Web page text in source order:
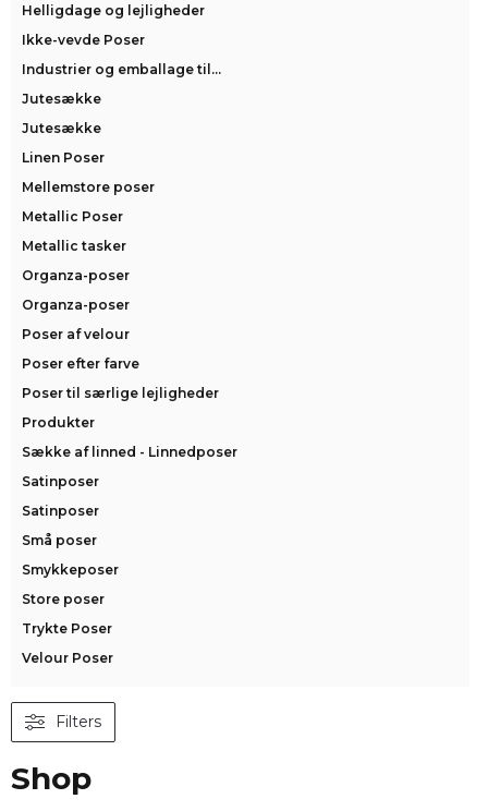
Helligdage og lejligheder
Ikke-vevde Poser
Industrier og emballage til...
Jutesække
Jutesække
Linen Poser
Mellemstore poser
Metallic Poser
Metallic tasker
Organza-poser
Organza-poser
Poser af velour
Poser efter farve
Poser til særlige lejligheder
Produkter
Sække af linned - Linnedposer
Satinposer
Satinposer
Små poser
Smykkeposer
Store poser
Trykte Poser
Velour Poser
Filters
Shop